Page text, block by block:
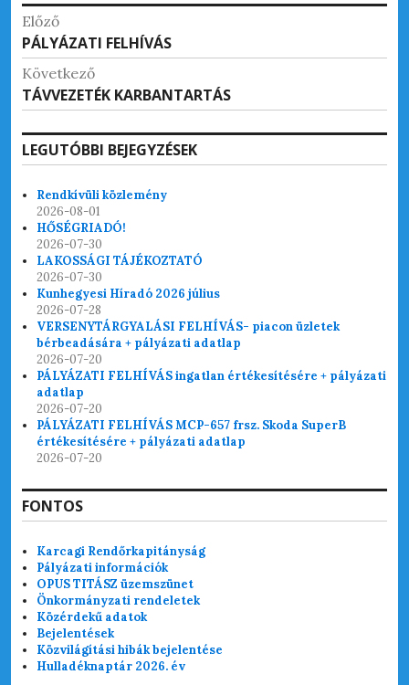
Bejegyzés
navigáció
Előző
Korábbi
bejegyzések:
PÁLYÁZATI FELHÍVÁS
Következő
Következő
bejegyzések:
TÁVVEZETÉK KARBANTARTÁS
LEGUTÓBBI BEJEGYZÉSEK
Rendkívüli közlemény
2026-08-01
HŐSÉGRIADÓ!
2026-07-30
LAKOSSÁGI TÁJÉKOZTATÓ
2026-07-30
Kunhegyesi Híradó 2026 július
2026-07-28
VERSENYTÁRGYALÁSI FELHÍVÁS- piacon üzletek
bérbeadására + pályázati adatlap
2026-07-20
PÁLYÁZATI FELHÍVÁS ingatlan értékesítésére + pályázati
adatlap
2026-07-20
PÁLYÁZATI FELHÍVÁS MCP-657 frsz. Skoda SuperB
értékesítésére + pályázati adatlap
2026-07-20
FONTOS
Karcagi Rendőrkapitányság
Pályázati információk
OPUS TITÁSZ üzemszünet
Önkormányzati rendeletek
Közérdekű adatok
Bejelentések
Közvilágítási hibák bejelentése
Hulladéknaptár 2026. év